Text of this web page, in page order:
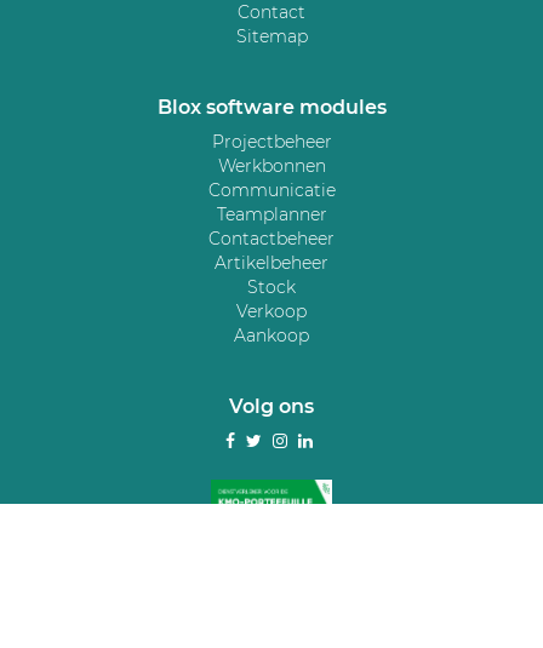
Contact
Sitemap
Blox software modules
Projectbeheer
Werkbonnen
Communicatie
Teamplanner
Contactbeheer
Artikelbeheer
Stock
Verkoop
Aankoop
Volg ons
Facebook
TwitterInstagram
LinkedIn